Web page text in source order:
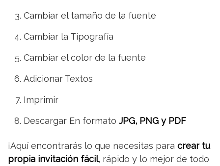
Cambiar el tamaño de la fuente
Cambiar la Tipografía
Cambiar el color de la fuente
Adicionar Textos
Imprimir
Descargar En formato JPG, PNG y PDF
¡Aquí encontrarás lo que necesitas para crear tu
propia invitación fácil, rápido y lo mejor de todo